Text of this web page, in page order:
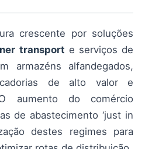
crescente por soluções
transport e serviços de
armazéns alfandegados,
de alto valor e
aumento do comércio
de abastecimento ‘just in
destes regimes para